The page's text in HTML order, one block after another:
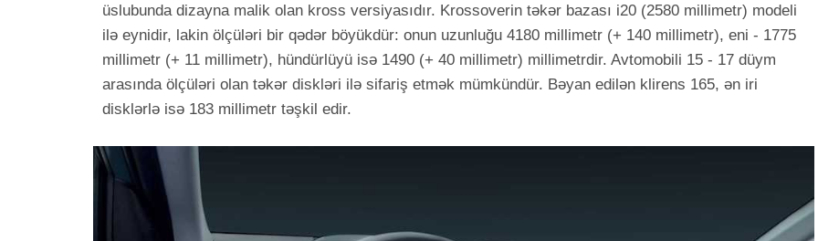
üslubunda dizayna malik olan kross versiyasıdır. Krossoverin təkər bazası i20 (2580 millimetr) modeli
ilə eynidir, lakin ölçüləri bir qədər böyükdür: onun uzunluğu 4180 millimetr (+ 140 millimetr), eni - 1775
millimetr (+ 11 millimetr), hündürlüyü isə 1490 (+ 40 millimetr) millimetrdir. Avtomobili 15 - 17 düym
arasında ölçüləri olan təkər diskləri ilə sifariş etmək mümkündür. Bəyan edilən klirens 165, ən iri
disklərlə isə 183 millimetr təşkil edir.